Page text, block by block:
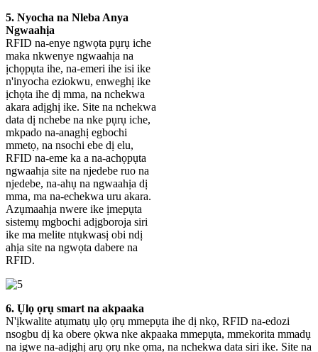
5. Nyocha na Nleba Anya
Ngwaahịa
RFID na-enye ngwọta pụrụ iche
maka nkwenye ngwaahịa na
ịchọpụta ihe, na-emeri ihe isi ike
n'inyocha eziokwu, enweghị ike
ịchọta ihe dị mma, na nchekwa
akara adịghị ike. Site na nchekwa
data dị nchebe na nke pụrụ iche,
mkpado na-anaghị egbochi
mmetọ, na nsochi ebe dị elu,
RFID na-eme ka a na-achọpụta
ngwaahịa site na njedebe ruo na
njedebe, na-ahụ na ngwaahịa dị
mma, ma na-echekwa uru akara.
Azụmaahịa nwere ike ịmepụta
sistemụ mgbochi adịgboroja siri
ike ma melite ntụkwasị obi ndị
ahịa site na ngwọta dabere na
RFID.
6. Ụlọ ọrụ smart na akpaaka
N'ịkwalite atụmatụ ụlọ ọrụ mmepụta ihe dị nkọ, RFID na-edozi
nsogbu dị ka obere ọkwa nke akpaaka mmepụta, mmekorita mmadụ
na igwe na-adịghị arụ ọrụ nke ọma, na nchekwa data siri ike. Site na